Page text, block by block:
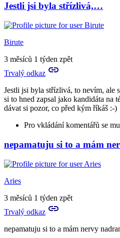
In
reply
to
to
tě
teda
zlatá…
Tora
Jestli jsi byla střízlivá,…
Birute
3 měsíců 1 týden zpět
Trvalý odkaz
Jestli jsi byla střízlivá, to nevím, ale
si to hned zapsal jako kandidáta na
dávat si pozor, co před kým říkáš :-)
Pro vkládání komentářů se
In
reply
to
A
teď
to
ke
bude…
nepamatuju si to a mám
Aries
3 měsíců 1 týden zpět
Trvalý odkaz
nepamatuju si to a mám nervy